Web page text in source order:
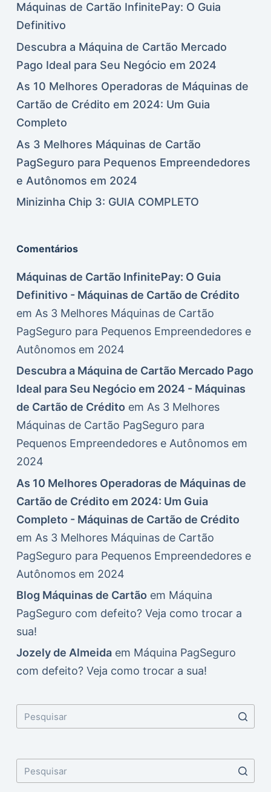
Máquinas de Cartão InfinitePay: O Guia
Definitivo
Descubra a Máquina de Cartão Mercado
Pago Ideal para Seu Negócio em 2024
As 10 Melhores Operadoras de Máquinas de
Cartão de Crédito em 2024: Um Guia
Completo
As 3 Melhores Máquinas de Cartão
PagSeguro para Pequenos Empreendedores
e Autônomos em 2024
Minizinha Chip 3: GUIA COMPLETO
Comentários
Máquinas de Cartão InfinitePay: O Guia
Definitivo - Máquinas de Cartão de Crédito
em As 3 Melhores Máquinas de Cartão
PagSeguro para Pequenos Empreendedores e
Autônomos em 2024
Descubra a Máquina de Cartão Mercado Pago
Ideal para Seu Negócio em 2024 - Máquinas
de Cartão de Crédito em As 3 Melhores
Máquinas de Cartão PagSeguro para
Pequenos Empreendedores e Autônomos em
2024
As 10 Melhores Operadoras de Máquinas de
Cartão de Crédito em 2024: Um Guia
Completo - Máquinas de Cartão de Crédito
em As 3 Melhores Máquinas de Cartão
PagSeguro para Pequenos Empreendedores e
Autônomos em 2024
Blog Máquinas de Cartão em Máquina
PagSeguro com defeito? Veja como trocar a
sua!
Jozely de Almeidaem Máquina PagSeguro
com defeito? Veja como trocar a sua!